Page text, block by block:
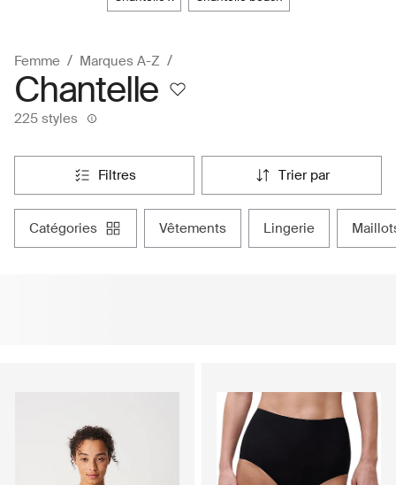
Femme Marques A-Z
Chantelle
225 styles
filtres trier par
catégories vêtements lingerie